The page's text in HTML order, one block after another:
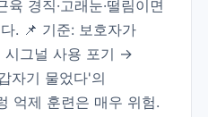
경직·고래눈·떨림이면
. 📌 기준: 보호자가
시그널 사용 포기 →
자기 물었다'의
억제 훈련은 매우 위험.